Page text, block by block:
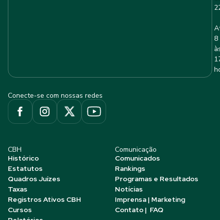
8
Conecte-se com nossas redes
CBH
Histórico
Estatutos
Quadros Juízes
Taxas
Registros Ativos CBH
Cursos
Comunicação
Comunicados
Rankings
Programas e Resultados
Notícias
Imprensa | Marketing
Contato | FAQ